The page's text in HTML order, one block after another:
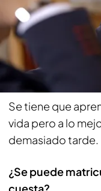
Compartir
Has creado una
puede aprender
Se tiene que
vida pero a lo
demasiado tarde.
¿Se puede